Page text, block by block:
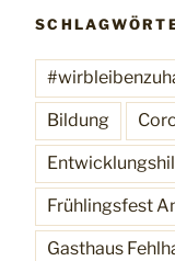
Bildung
Frühlingsfest
Gasthaus